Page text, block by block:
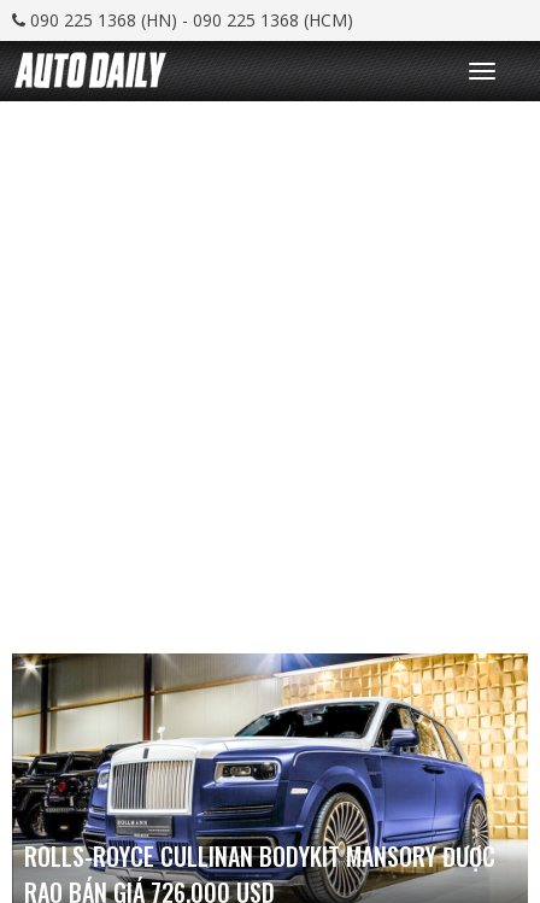
090 225 1368 (HN) - 090 225 1368 (HCM)
T
o
g
ROLLS-ROYCE CULLINAN BODYKIT MANSORY ĐƯỢC
RAO BÁN GIÁ 726.000 USD